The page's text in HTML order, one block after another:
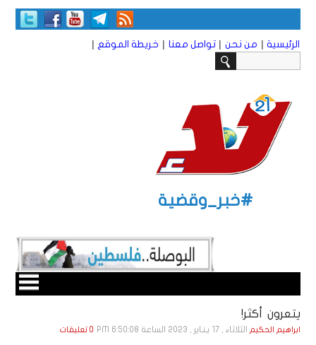
الرئيسية | من نحن | تواصل معنا | خريطة الموقع |
#خبر_وقضية
يتعرون أكثر!
ابراهيم الحكيم الثلاثاء , 17 يـنـاير , 2023 الساعة 6:50:08 PM 0 تعليقات